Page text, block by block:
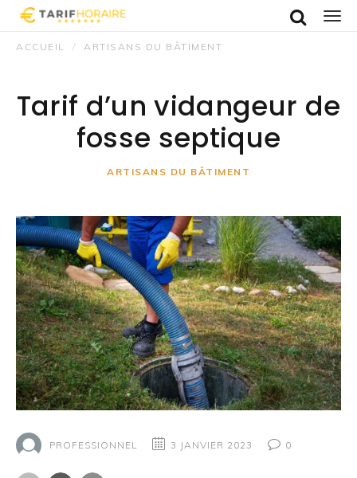
Recherche
ACCUEIL ARTISANS DU BÂTIMENT
Tarif d’un vidangeur de
fosse septique
ARTISANS DU BÂTIMENT
PROFESSIONNEL 3 JANVIER 2023 0